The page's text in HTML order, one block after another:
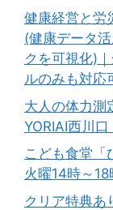
健康経営と労
(健康データ
クを可視化)
ルのみも対応
大人の体力測
YORIAI西川口
こども食堂「
火曜14時～18
クリア特典あ